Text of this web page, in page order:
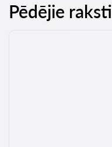
Pēdējie raksti